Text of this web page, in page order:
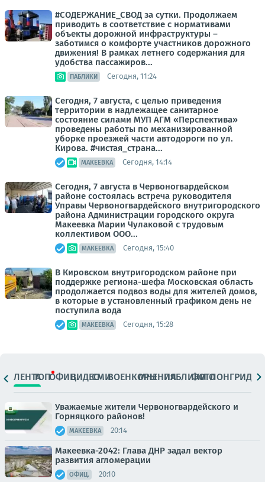
#СОДЕРЖАНИЕ_СВОД за сутки. Продолжаем
приводить в соответствие с нормативами
объекты дорожной инфраструктуры –
заботимся о комфорте участников дорожного
движения! В рамках летнего содержания для
удобства пассажиров...
ПАБЛИКИ Сегодня, 11:24
Сегодня, 7 августа, с целью приведения
территории в надлежащее санитарное
состояние силами МУП АГМ «Перспектива»
проведены работы по механизированной
уборке проезжей части автодороги по ул.
Кирова. #чистая_страна...
МАКЕЕВКА Сегодня, 14:14
Сегодня, 7 августа в Червоногвардейском
районе состоялась встреча руководителя
Управы Червоногвардейского внутригородского
района Администрации городского округа
Макеевка Марии Чулаковой с трудовым
коллективом ООО...
МАКЕЕВКА Сегодня, 15:40
В Кировском внутригородском районе при
поддержке региона-шефа Московская область
продолжается подвоз воды для жителей домов,
в которые в установленный графиком день не
поступила вода
МАКЕЕВКА Сегодня, 15:28
ЛЕНТАТОПОФИЦ.ВИДЕОСМИВОЕНКОРЫМНЕНИЯПАБЛИКИ
ФОТОЛОНГРИДЫ
Уважаемые жители Червоногвардейского и
Горняцкого районов!
МАКЕЕВКА 20:14
Макеевка-2042: Глава ДНР задал вектор
развития агломерации
ОФИЦ. 20:10